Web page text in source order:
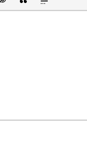
список
смайликскрытого текста
Вставка цитаты
Вставка